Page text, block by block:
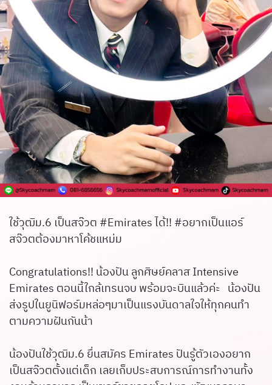
ใช้วุฒิม.6 เป็นสจ๊วต #Emirates ได้!! #อยากเป็นแอร์
สจ๊วตต้องมาหาโค้ชแหม่ม
Congratulations!! น้องปัน ลูกศิษย์คลาส Intensive
Emirates ตอนนี้ใกล้เทรนจบ พร้อมจะบินแล้วค่ะ น้องปัน
ส่งรูปในยูนิฟอร์มหล่อๆมาเป็นแรงบันดาลใจให้ทุกคนทำ
ตามความฝันกันน้า
น้องปันใช้วุฒิม.6 ยื่นสมัคร Emirates ปันรู้ตัวเองอยาก
เป็นสจ๊วตตั้งแต่เด็ก เลยเก็บประสบการณ์การทำงานทั้ง